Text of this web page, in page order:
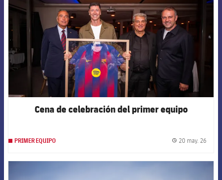
Cena de celebración del primer equipo
PRIMER EQUIPO 20 may. 26
FCB Barcelona badge